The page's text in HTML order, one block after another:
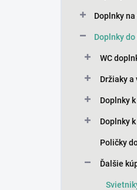
Doplnky
Doplnky
WC
Držiaky a
Doplnky
Doplnky
Poličky
Ďalšie